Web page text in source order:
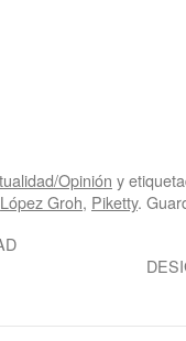
Opinión y
López Groh, Piketty.